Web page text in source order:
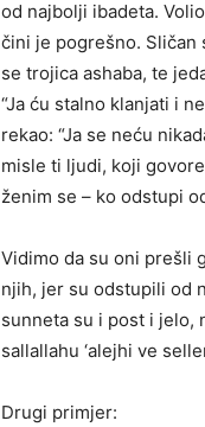
od najbolji ibadeta.
čini je pogrešno. Sličan
se trojica ashaba, te
“Ja ću stalno klanjati i
rekao: “Ja se neću
misle ti ljudi, koji
ženim se – ko odstupi
Vidimo da su oni prešli
njih, jer su odstupili od
sunneta su i post i jelo,
sallallahu ‘alejhi ve
Drugi primjer: